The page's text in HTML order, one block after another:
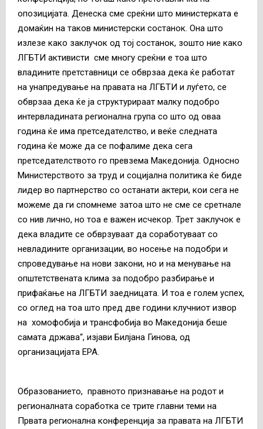
опозицијата. Денеска сме среќни што министерката е
домаќин на таков министерски состанок. Она што
излезе како заклучок од тој состанок, зошто ние како
ЛГБТИ активисти сме многу среќни е тоа што
владините претставници се обврзаа дека ќе работат
на унапредување на правата на ЛГБТИ и луѓето, се
обврзаа дека ќе ја структурираат малку подобро
интервладината регионална група со што од оваа
година ќе има претседателство, и веќе следната
година ќе може да се пофалиме дека сега
претседателството го превзема Македонија. Односно
Министерството за труд и социјална политика ќе биде
лидер во партнерство со останати актери, кои сега не
можеме да ги спомнеме затоа што не сме се сретнале
со нив лично, но тоа е важен исчекор. Трет заклучок е
дека владите се обврзуваат да соработуваат со
невладините организации, во носење на подобри и
спроведување на нови закони, но и на менување на
општетствената клима за подобро разбирање и
прифаќање на ЛГБТИ заедницата. И тоа е голем успех,
со оглед на тоа што пред две години клучниот извор
на хомофобија и трансфобија во Македонија беше
самата држава“, изјави Билјана Гинова, од
организацијата ЕРА.
Образованието, правното признавање на родот и
регионалната соработка се трите главни теми на
Првата регионална конференција за правата на ЛГБТИ